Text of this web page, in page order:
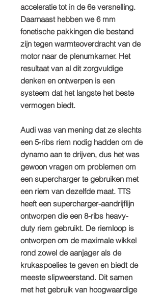
acceleratie tot in de 6e versnelling.
Daarnaast hebben we 6 mm
fonetische pakkingen die bestand
zijn tegen warmteoverdracht van de
motor naar de plenumkamer. Het
resultaat van al dit zorgvuldige
denken en ontwerpen is een
systeem dat het langste het beste
vermogen biedt.
Audi was van mening dat ze slechts
een 5-ribs riem nodig hadden om de
dynamo aan te drijven, dus het was
gewoon vragen om problemen om
een supercharger te gebruiken met
een riem van dezelfde maat. TTS
heeft een supercharger-aandrijflijn
ontworpen die een 8-ribs heavy-
duty riem gebruikt. De riemloop is
ontworpen om de maximale wikkel
rond zowel de aanjager als de
krukaspoelies te geven en biedt de
meeste slipweerstand. Dit samen
met het gebruik van hoogwaardige